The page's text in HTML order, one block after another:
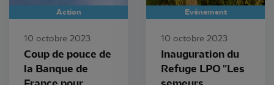
Action
10 octobre 2023
Coup de pouce de
la Banque de
Evénement
10 octobre 2023
Inauguration du
Refuge LPO "Les